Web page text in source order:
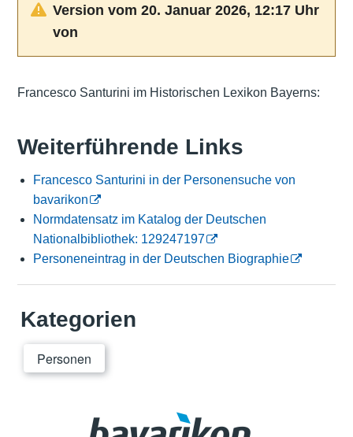
Version vom 20. Januar 2026, 12:17 Uhr
von
Francesco Santurini im Historischen Lexikon Bayerns:
Weiterführende Links
Francesco Santurini in der Personensuche von
bavarikon
Normdatensatz im Katalog der Deutschen
Nationalbibliothek: 129247197
Personeneintrag in der Deutschen Biographie
Kategorien
Personen